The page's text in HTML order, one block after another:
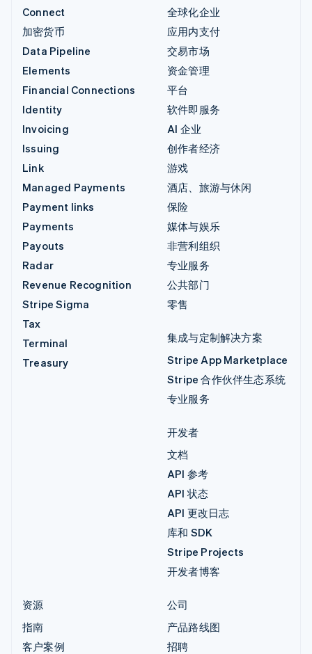
Connect
加密货币
Data Pipeline
Elements
Financial Connections
Identity
Invoicing
Issuing
Link
Managed Payments
Payment links
Payments
Payouts
Radar
Revenue Recognition
Stripe Sigma
Tax
Terminal
Treasury
全球化企业
应用内支付
交易市场
资金管理
平台
软件即服务
AI 企业
创作者经济
游戏
酒店、旅游与休闲
保险
媒体与娱乐
非营利组织
专业服务
公共部门
零售
集成与定制解决方案
Stripe App Marketplace
Stripe 合作伙伴生态系统
专业服务
开发者
文档
API 参考
API 状态
API 更改日志
库和 SDK
Stripe Projects
开发者博客
资源
指南
客户案例
公司
产品路线图
招聘